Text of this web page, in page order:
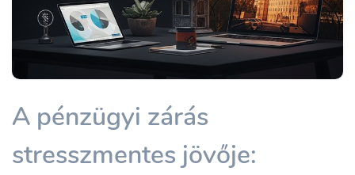
A pénzügyi zárás
stresszmentes jövője: